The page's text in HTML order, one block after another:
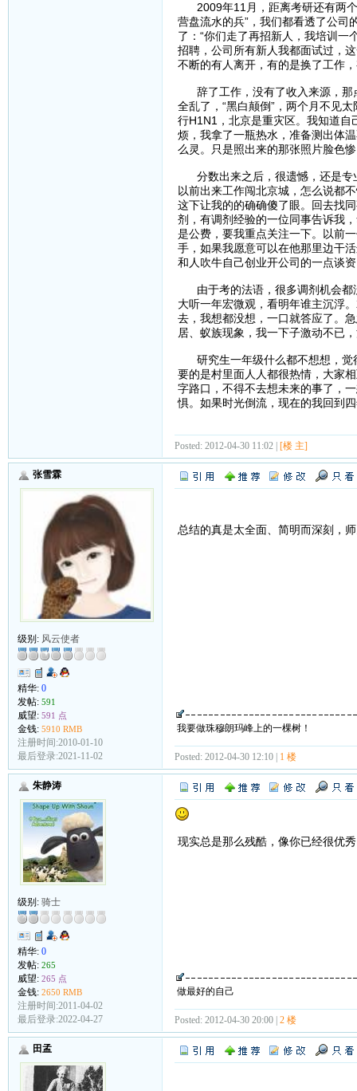
2009年11月，距离考研还有两个
营盘流水的兵”，我们都看透了公司
了：“你们走了再招新人，我培训一
招聘，公司所有新人我都面试过，
不断的有人离开，有的是换了工作
辞了工作，没有了收入来源，那
全乱了，“黑白颠倒”，两个月不见
行H1N1，北京是重灾区。我知道
烦，我拿了一瓶热水，准备测出体
么灵。只是照出来的那张照片脸色
分数出来之后，很遗憾，还是专
以前出来工作闯北京城，怎么说都
这下让我的的确确傻了眼。回去找
剂，有调剂经验的一位同事告诉我
是公费，要我重点关注一下。以前
手，如果我愿意可以在他那里边干
和人吹牛自己创业开公司的一点谈
由于考的法语，很多调剂机会都
大听一年宏微观，看明年谁主沉浮
去，我想都没想，一口就答应了。
居、蚁族现象，我一下子激动不已
研究生一年级什么都不想想，觉
要的是村里面人人都很热情，大家
字路口，不得不去想未来的事了，
惧。如果时光倒流，现在的我回到
Posted: 2012-04-30 11:02 | [楼 主]
张雪霖
级别: 风云使者
精华: 0
发帖: 591
威望: 591 点
金钱: 5910 RMB
注册时间:2010-01-10
最后登录:2021-11-02
总结的真是太全面、简明而深刻，
我要做珠穆朗玛峰上的一棵树！
Posted: 2012-04-30 12:10 | 1 楼
朱静涛
级别: 骑士
精华: 0
发帖: 265
威望: 265 点
金钱: 2650 RMB
注册时间:2011-04-02
最后登录:2022-04-27
现实总是那么残酷，像你已经很优
做最好的自己
Posted: 2012-04-30 20:00 | 2 楼
田孟